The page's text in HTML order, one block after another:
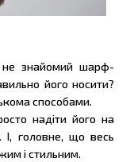
не знайомий шарф-
його носити?
способами.
надіти його на
головне, що весь
і стильним.